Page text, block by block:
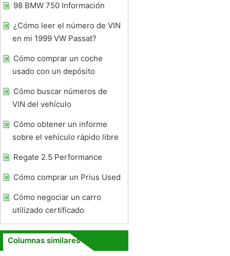
98 BMW 750 Información
¿Cómo leer el número de VIN
en mi 1999 VW Passat?
Cómo comprar un coche
usado con un depósito
Cómo buscar números de
VIN del vehículo
Cómo obtener un informe
sobre el vehículo rápido libre
Regate 2.5 Performance
Cómo comprar un Prius Used
Cómo negociar un carro
utilizado certificado
Columnas similares